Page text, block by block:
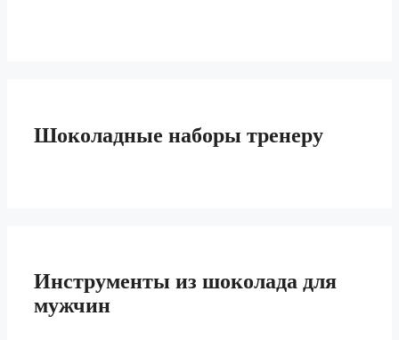
Шоколадные наборы тренеру
Инструменты из шоколада для
мужчин